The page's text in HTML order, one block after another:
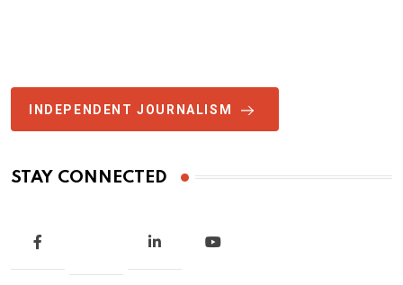
INDEPENDENT JOURNALISM
STAY CONNECTED